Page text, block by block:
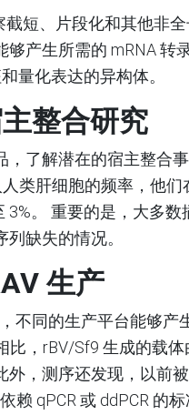
截短、片段化和其他非
产生所需的 mRNA 转
量化表达的异构体。
整合研究
了解潜在的宿主整合事
人类肝细胞的频率，他
。 重要的是，大多数
缺失的情况。
生产
不同的生产平台能够产
比，rBV/Sf9 生成的载
外，测序还发现，以前
赖 qPCR 或 ddPCR 的